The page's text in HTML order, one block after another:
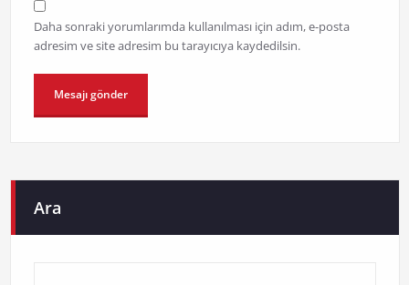
Daha sonraki yorumlarımda kullanılması için adım, e-posta
adresim ve site adresim bu tarayıcıya kaydedilsin.
Ara